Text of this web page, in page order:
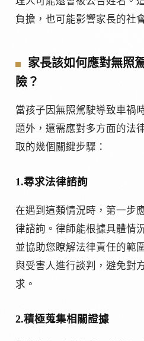
負擔，也可能影響家長的社
家長該如何應對無照
險？
當孩子因無照駕駛導致車禍
題外，還需應對多方面的法
取的幾個關鍵步驟：
1.尋求法律諮詢
在遇到這類情況時，第一步
律諮詢。律師能根據具體情
並協助您瞭解法律責任的範
與受害人進行談判，避免對
求。
2.積極蒐集相關證據